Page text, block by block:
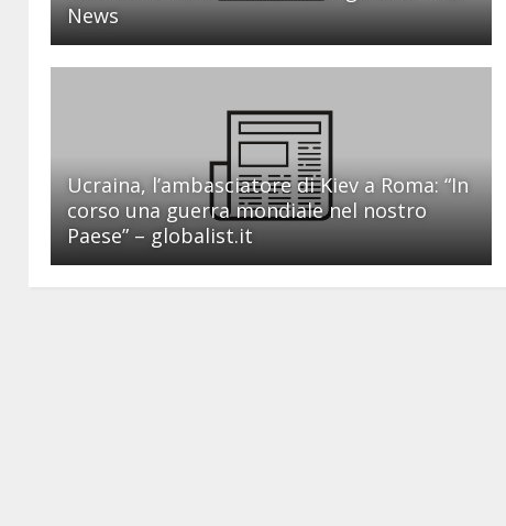
News
Ucraina, l’ambasciatore di Kiev a Roma: “In
corso una guerra mondiale nel nostro
Paese” – globalist.it